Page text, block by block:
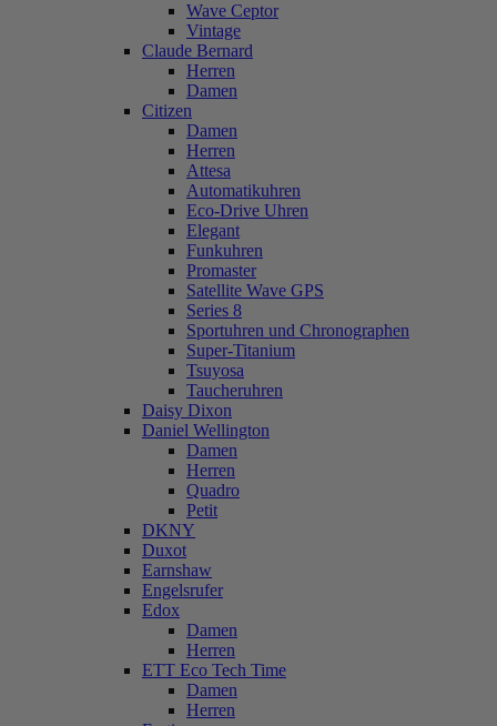
Wave Ceptor
Vintage
Claude Bernard
Herren
Damen
Citizen
Damen
Herren
Attesa
Automatikuhren
Eco-Drive Uhren
Elegant
Funkuhren
Promaster
Satellite Wave GPS
Series 8
Sportuhren und Chronographen
Super-Titanium
Tsuyosa
Taucheruhren
Daisy Dixon
Daniel Wellington
Damen
Herren
Quadro
Petit
DKNY
Duxot
Earnshaw
Engelsrufer
Edox
Damen
Herren
ETT Eco Tech Time
Damen
Herren